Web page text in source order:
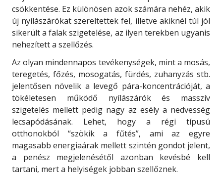
csökkentése. Ez különösen azok számára nehéz, akik
új nyílászárókat szereltettek fel, illetve akiknél túl jól
sikerült a falak szigetelése, az ilyen terekben ugyanis
nehezített a szellőzés.
Az olyan mindennapos tevékenységek, mint a mosás,
teregetés, főzés, mosogatás, fürdés, zuhanyzás stb.
jelentősen növelik a levegő pára-koncentrációját, a
tökéletesen működő nyílászárók és masszív
szigetelés mellett pedig nagy az esély a nedvesség
lecsapódásának. Lehet, hogy a régi típusú
otthonokból “szökik a fűtés”, ami az egyre
magasabb energiaárak mellett szintén gondot jelent,
a penész megjelenésétől azonban kevésbé kell
tartani, mert a helyiségek jobban szellőznek.